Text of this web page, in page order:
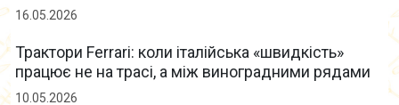
16.05.2026
Трактори Ferrari: коли італійська «швидкість»
працює не на трасі, а між виноградними рядами
10.05.2026